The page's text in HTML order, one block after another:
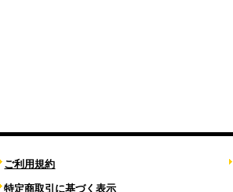
ご利用規約
特定商取引に基づく表示